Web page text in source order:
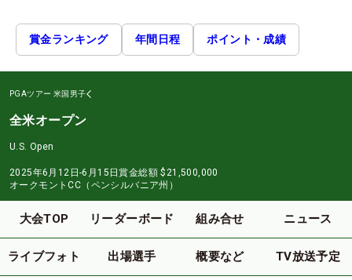
賞金ランキング 年間日程 ポイント・成績
PGAツアー 米国男子
全米オープン
U.S. Open
2025年6月12日-6月15日賞金総額 $21,500,000
オークモントCC（ペンシルバニア州）
大会TOP リーダーボード 組み合せ ニュース
ライブフォト 出場選手 概要など TV放送予定